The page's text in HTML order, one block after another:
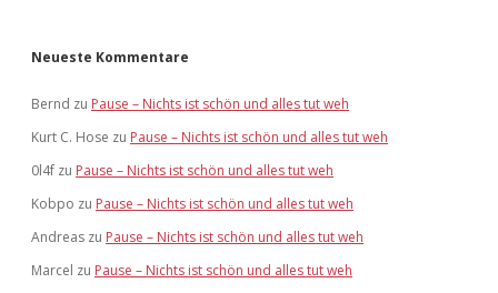
Neueste Kommentare
Bernd zu Pause – Nichts ist schön und alles tut weh
Kurt C. Hose zu Pause – Nichts ist schön und alles tut weh
0l4f zu Pause – Nichts ist schön und alles tut weh
Kobpo zu Pause – Nichts ist schön und alles tut weh
Andreas zu Pause – Nichts ist schön und alles tut weh
Marcel zu Pause – Nichts ist schön und alles tut weh